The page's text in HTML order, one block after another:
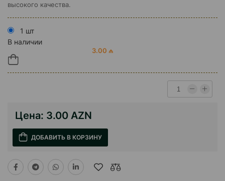
высокого качества.
1 шт
В наличии
3.00 ₼
Цена: 3.00 AZN
ДОБАВИТЬ В КОРЗИНУ